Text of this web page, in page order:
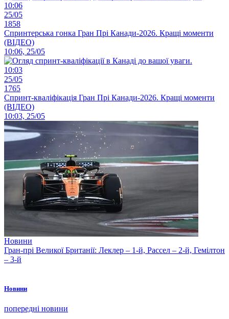
10:06
25/05
1858
Спринтерська гонка Гран Прі Канади-2026. Кращі моменти
(ВІДЕО)
10:06, 25/05
10:03
25/05
1765
Спринт-кваліфікація Гран Прі Канади-2026. Кращі моменти
(ВІДЕО)
10:03, 25/05
Новини
Гран-прі Великої Британії: Леклер – 1-й, Рассел – 2-й, Гемілтон
– 3-й
Новини
попередні новини